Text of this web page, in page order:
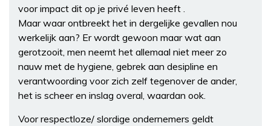
voor impact dit op je privé leven heeft .
Maar waar ontbreekt het in dergelijke gevallen nou
werkelijk aan? Er wordt gewoon maar wat aan
gerotzooit, men neemt het allemaal niet meer zo
nauw met de hygiene, gebrek aan desipline en
verantwoording voor zich zelf tegenover de ander,
het is scheer en inslag overal, waardan ook.
Voor respectloze/ slordige ondernemers geldt